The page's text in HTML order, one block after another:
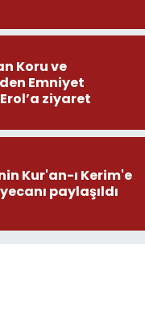
Koru ve
Emniyet
ziyaret
Kur'an-ı Kerim'e
paylaşıldı